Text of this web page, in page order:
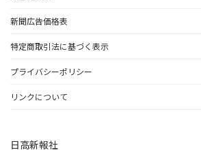
新聞広告価格表
特定商取引法に基づく表示
プライバシーポリシー
リンクについて
日高新報社